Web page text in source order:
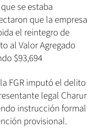
se estaba
que la empresa
el reintegro de
al Valor Agregado
$93,694
FGR imputó el delito
legal Charur
instrucción formal
provisional.